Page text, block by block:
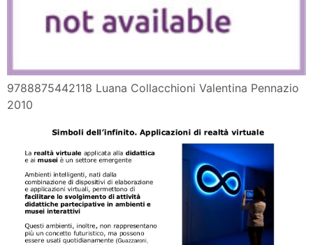
9788875442118 Luana Collacchioni Valentina Pennazio
2010